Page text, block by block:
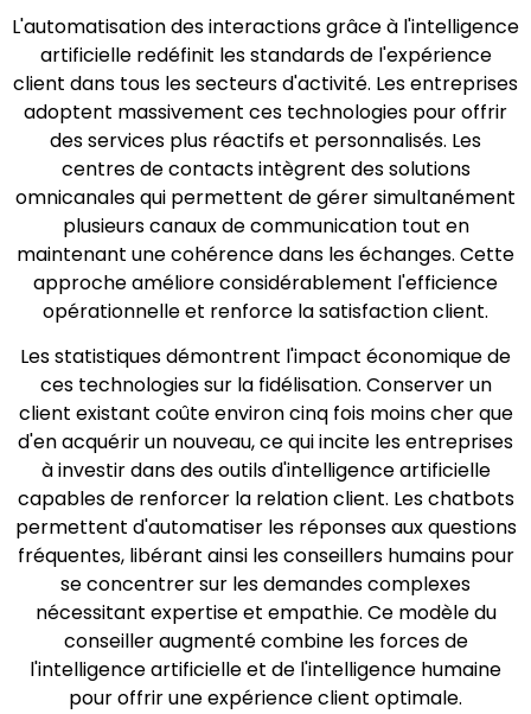
L'automatisation des interactions grâce à l'intelligence
artificielle redéfinit les standards de l'expérience
client dans tous les secteurs d'activité. Les entreprises
adoptent massivement ces technologies pour offrir
des services plus réactifs et personnalisés. Les
centres de contacts intègrent des solutions
omnicanales qui permettent de gérer simultanément
plusieurs canaux de communication tout en
maintenant une cohérence dans les échanges. Cette
approche améliore considérablement l'efficience
opérationnelle et renforce la satisfaction client.
Les statistiques démontrent l'impact économique de
ces technologies sur la fidélisation. Conserver un
client existant coûte environ cinq fois moins cher que
d'en acquérir un nouveau, ce qui incite les entreprises
à investir dans des outils d'intelligence artificielle
capables de renforcer la relation client. Les chatbots
permettent d'automatiser les réponses aux questions
fréquentes, libérant ainsi les conseillers humains pour
se concentrer sur les demandes complexes
nécessitant expertise et empathie. Ce modèle du
conseiller augmenté combine les forces de
l'intelligence artificielle et de l'intelligence humaine
pour offrir une expérience client optimale.